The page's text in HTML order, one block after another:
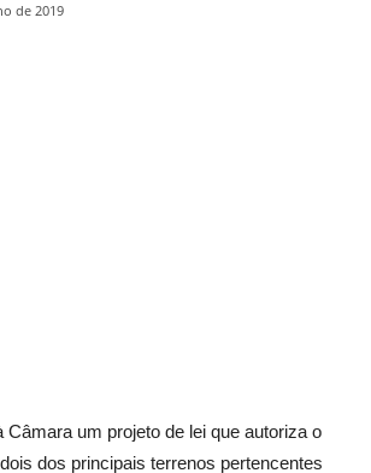
de 2019
Câmara um projeto de lei que autoriza o
dos principais terrenos pertencentes